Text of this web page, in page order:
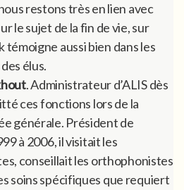
restons très en lien avec
le sujet de la fin de vie, sur
aussi bien dans les
élus.
. Administrateur d’ALIS dès
ces fonctions lors de la
générale. Président de
à 2006, il visitait les
conseillait les orthophonistes
soins spécifiques que requiert